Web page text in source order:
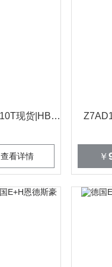
HBM称重传感器Z7AD1 10T现货|HBM代理商
查看详情 ￥